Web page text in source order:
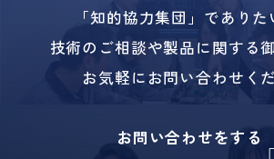
「知的協力集団」でありた
技術のご相談や製品に関する
お気軽にお問い合わせくだ
お問い合わせをする